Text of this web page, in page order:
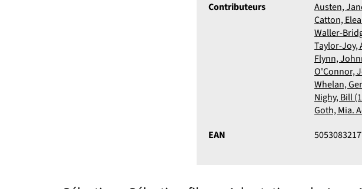
Contributeurs
Austen,
Catton,
Waller-
Taylor-Joy,
Flynn,
O'Connor,
Whelan,
Nighy, Bill
Goth, Mia.
EAN